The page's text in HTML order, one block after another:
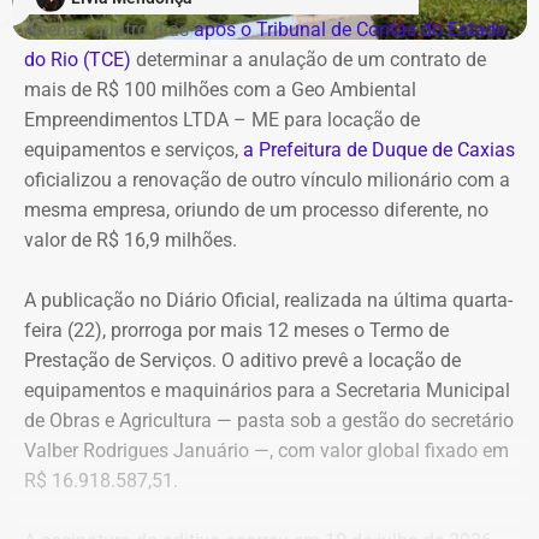
Casa Civil.
A empresa também destaca que não possui SUVs
blindados em sua frota própria, razão pela qual optou
pela locação dos veículos por meio de adesão à ata do
GSI.
Os veículos serão destinados exclusivamente aos
Suprimentos (DSU) e Segurança e Governança (DSG). O
contrato foi firmado com a empresa Rei dos Blindados
Locação de Veículos Ltda. e prevê a locação de quatro
SUVs zero quilômetro, com blindagem nível III-A, sem
motorista e sem fornecimento de combustível.
Cada automóvel custará R$ 8.977,78 por mês,
Apenas quatro diasapós o Tribunal de Contas do Estado
do Rio (TCE) determinar a anulação de um contrato de
mais de R$ 100 milhões com a Geo Ambiental
Empreendimentos LTDA – ME para locação de
equipamentos e serviços, a Prefeitura de Duque de Caxias
oficializou a renovação de outro vínculo milionário com a
mesma empresa, oriundo de um processo diferente, no
valor de R$ 16,9 milhões.
A publicação no Diário Oficial, realizada na última quarta-
feira (22), prorroga por mais 12 meses o Termo de
Prestação de Serviços. O aditivo prevê a locação de
equipamentos e maquinários para a Secretaria Municipal
de Obras e Agricultura — pasta sob a gestão do secretário
Valber Rodrigues Januário —, com valor global fixado em
R$ 16.918.587,51.